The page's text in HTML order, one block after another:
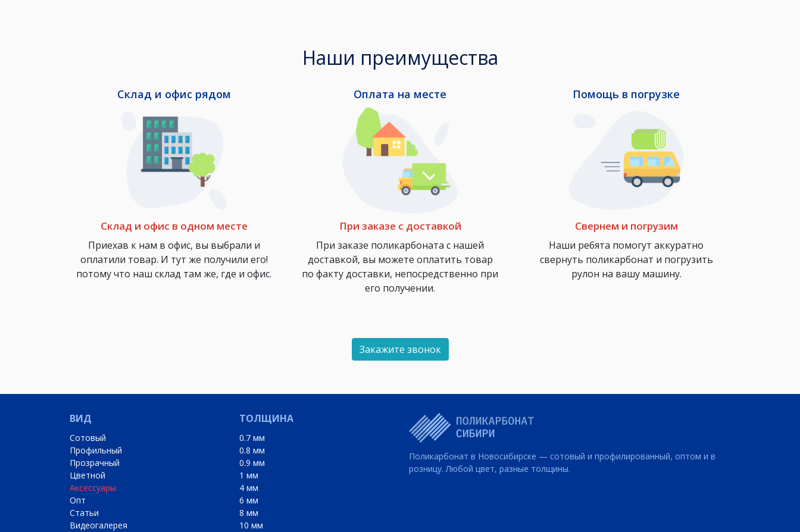
Наши преимущества
Склад и офис рядом
Склад и офис в одном месте
Приехав к нам в офис, вы выбрали и
оплатили товар. И тут же получили его!
потому что наш склад там же, где и офис.
Оплата на месте
При заказе с доставкой
При заказе поликарбоната с нашей
доставкой, вы можете оплатить товар
по факту доставки, непосредственно при
его получении.
Помощь в погрузке
Свернем и погрузим
Наши ребята помогут аккуратно
свернуть поликарбонат и погрузить
рулон на вашу машину.
Закажите звонок
ВИД
Сотовый
Профильный
Прозрачный
Цветной
Аксессуары
Опт
Статьи
Видеогалерея
ТОЛЩИНА
0.7 мм
0.8 мм
0.9 мм
1 мм
4 мм
6 мм
8 мм
10 мм
Поликарбонат в Новосибирске — сотовый и профилированный, оптом и в
розницу. Любой цвет, разные толщины.